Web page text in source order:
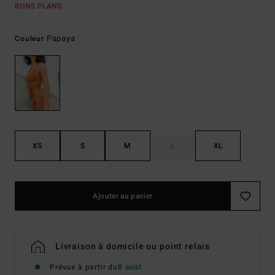
BONS PLANS
Couleur Papaya
XS S M L XL
Ajouter au panier
Livraison à domicile ou point relais
Prévue à partir du8 août